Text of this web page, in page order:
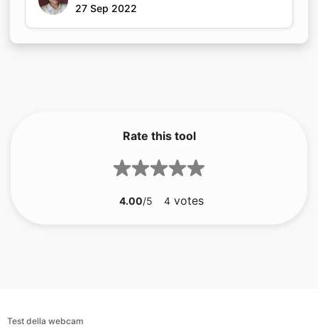
27 Sep 2022
Rate this tool
4.00/5 4 votes
Test della webcam